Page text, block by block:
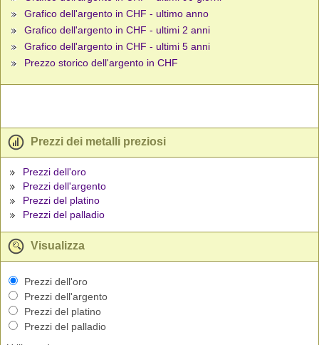
Grafico dell'argento in CHF - ultimo anno
Grafico dell'argento in CHF - ultimi 2 anni
Grafico dell'argento in CHF - ultimi 5 anni
Prezzo storico dell'argento in CHF
Prezzi dei metalli preziosi
Prezzi dell'oro
Prezzi dell'argento
Prezzi del platino
Prezzi del palladio
Visualizza
Prezzi dell'oro
Prezzi dell'argento
Prezzi del platino
Prezzi del palladio